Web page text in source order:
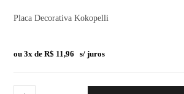
Placa Decorativa Kokopelli
ou 3x deR$ 11,96 s/ juros